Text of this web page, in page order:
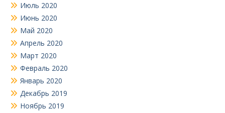
Июль 2020
Июнь 2020
Май 2020
Апрель 2020
Март 2020
Февраль 2020
Январь 2020
Декабрь 2019
Ноябрь 2019